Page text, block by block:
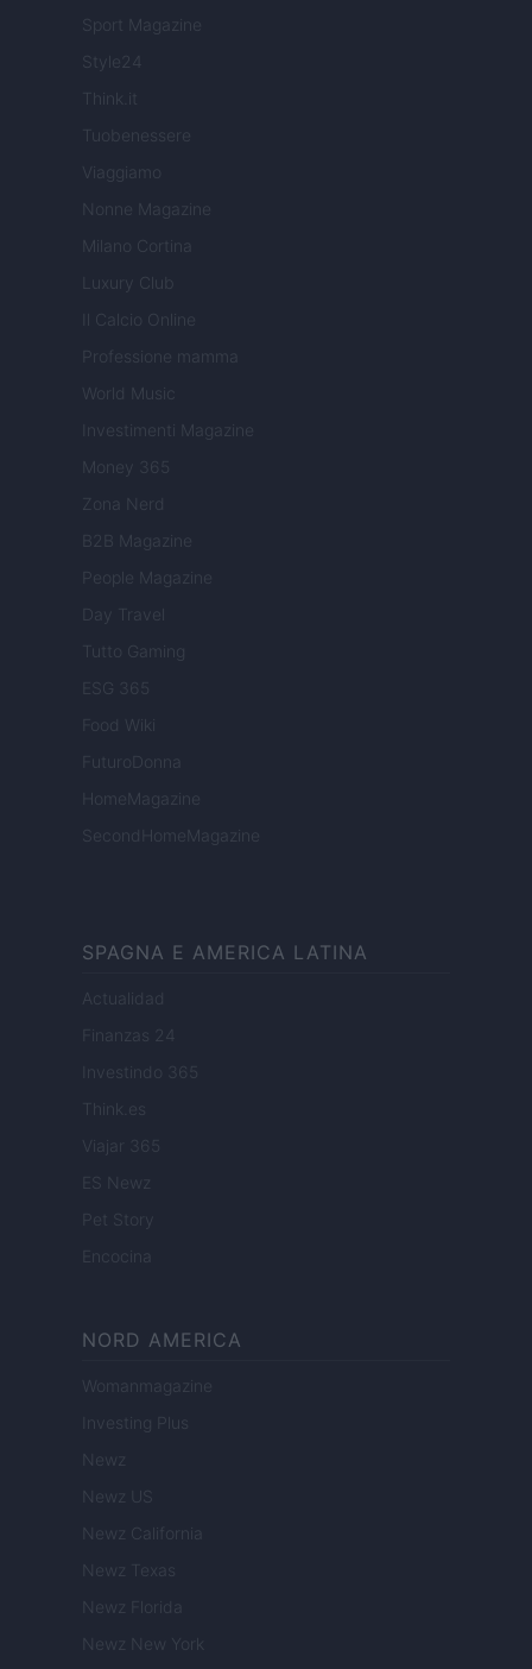
Sport Magazine
Style24
Think.it
Tuobenessere
Viaggiamo
Nonne Magazine
Milano Cortina
Luxury Club
Il Calcio Online
Professione mamma
World Music
Investimenti Magazine
Money 365
Zona Nerd
B2B Magazine
People Magazine
Day Travel
Tutto Gaming
ESG 365
Food Wiki
FuturoDonna
HomeMagazine
SecondHomeMagazine
SPAGNA E AMERICA LATINA
Actualidad
Finanzas 24
Investindo 365
Think.es
Viajar 365
ES Newz
Pet Story
Encocina
NORD AMERICA
Womanmagazine
Investing Plus
Newz
Newz US
Newz California
Newz Texas
Newz Florida
Newz New York